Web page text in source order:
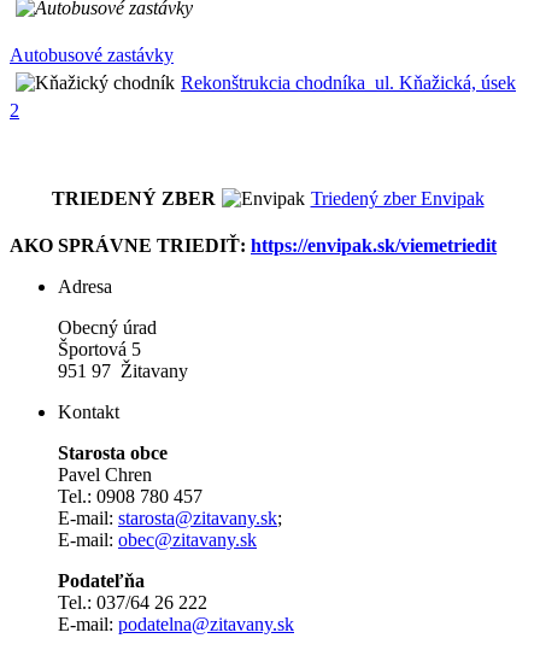
Autobusové zastávky
Rekonštrukcia chodníka_ul. Kňažická, úsek
2
TRIEDENÝ ZBER Triedený zber Envipak
AKO SPRÁVNE TRIEDIŤ: https://envipak.sk/viemetriedit
Adresa
Obecný úrad
Športová 5
951 97 Žitavany
Kontakt
Starosta obce
Pavel Chren
Tel.: 0908 780 457
E-mail: starosta@zitavany.sk;
E-mail: obec@zitavany.sk
Podateľňa
Tel.: 037/64 26 222
E-mail: podatelna@zitavany.sk